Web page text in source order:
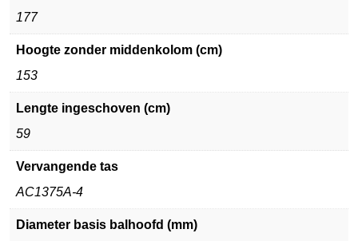
177
Hoogte zonder middenkolom (cm)
153
Lengte ingeschoven (cm)
59
Vervangende tas
AC1375A-4
Diameter basis balhoofd (mm)